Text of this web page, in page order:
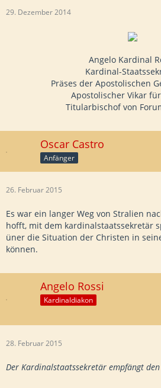
29. Dezember 2014
Angelo Kardinal
Kardinal-
Präses der Apostolischen
Apostolischer Vikar
Titularbischof von
Oscar Castro
Anfänger
26. Februar 2015
Es war ein langer Weg von Stralien
hofft, mit dem kardinalstaatssekretär
üner die Situation der Christen in
können.
Angelo Rossi
Kardinaldiakon
28. Februar 2015
Der Kardinalstaatssekretär empfängt den